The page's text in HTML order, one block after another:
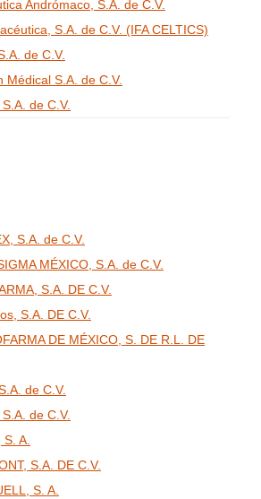
Andrómaco, S.A. de C.V.
S.A. de C.V. (IFA CELTICS)
de C.V.
Médical S.A. de C.V.
de C.V.
S.A. de C.V.
MÉXICO, S.A. de C.V.
S.A. DE C.V.
S.A. DE C.V.
DE MÉXICO, S. DE R.L. DE
de C.V.
de C.V.
A.
S.A. DE C.V.
S. A.